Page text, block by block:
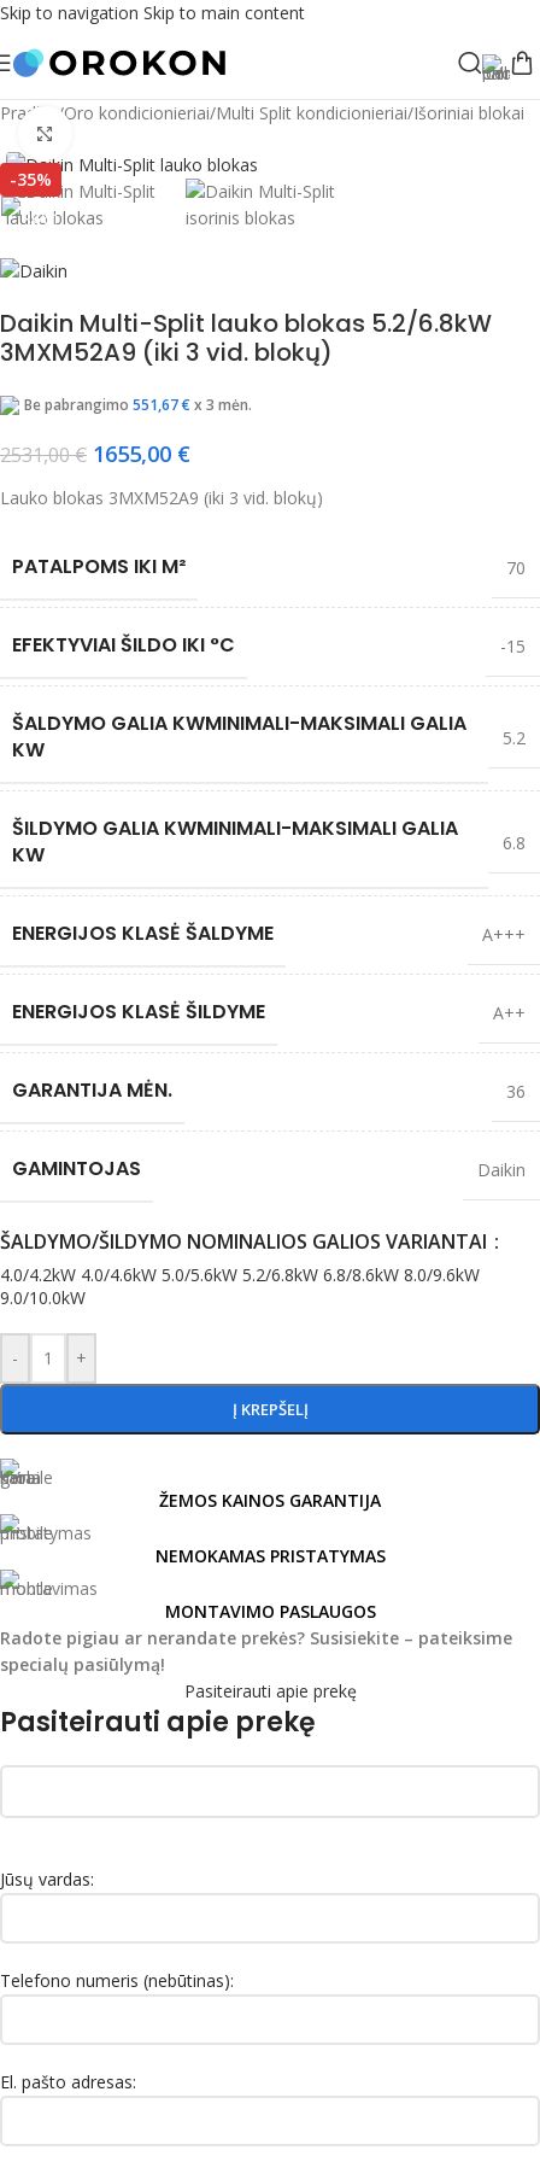
Skip to navigation Skip to main content
Pradžia /Oro kondicionieriai/Multi Split kondicionieriai/Išoriniai blokai
-35%
Daikin Multi-Split lauko blokas 5.2/6.8kW
3MXM52A9 (iki 3 vid. blokų)
Be pabrangimo 551,67€ x 3 mėn.
2531,00€ 1655,00 €
Lauko blokas 3MXM52A9 (iki 3 vid. blokų)
PATALPOMS IKI M² 70
EFEKTYVIAI ŠILDO IKI °C -15
ŠALDYMO GALIA KWMINIMALI-MAKSIMALI GALIA
KW
5.2
ŠILDYMO GALIA KWMINIMALI-MAKSIMALI GALIA
KW
6.8
ENERGIJOS KLASĖ ŠALDYME A+++
ENERGIJOS KLASĖ ŠILDYME A++
GARANTIJA MĖN. 36
GAMINTOJAS Daikin
ŠALDYMO/ŠILDYMO NOMINALIOS GALIOS VARIANTAI
4.0/4.2kW 4.0/4.6kW 5.0/5.6kW 5.2/6.8kW 6.8/8.6kW 8.0/9.6kW
9.0/10.0kW
- +
Į KREPŠELĮ
ŽEMOS KAINOS GARANTIJA
NEMOKAMAS PRISTATYMAS
MONTAVIMO PASLAUGOS
Radote pigiau ar nerandate prekės? Susisiekite – pateiksime
specialų pasiūlymą!
Pasiteirauti apie prekę
Pasiteirauti apie prekę
Jūsų vardas:
Telefono numeris (nebūtinas):
El. pašto adresas: